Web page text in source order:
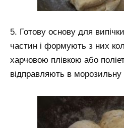
5. Готову основу для
частин і формують з них
харчовою плівкою або
відправляють в